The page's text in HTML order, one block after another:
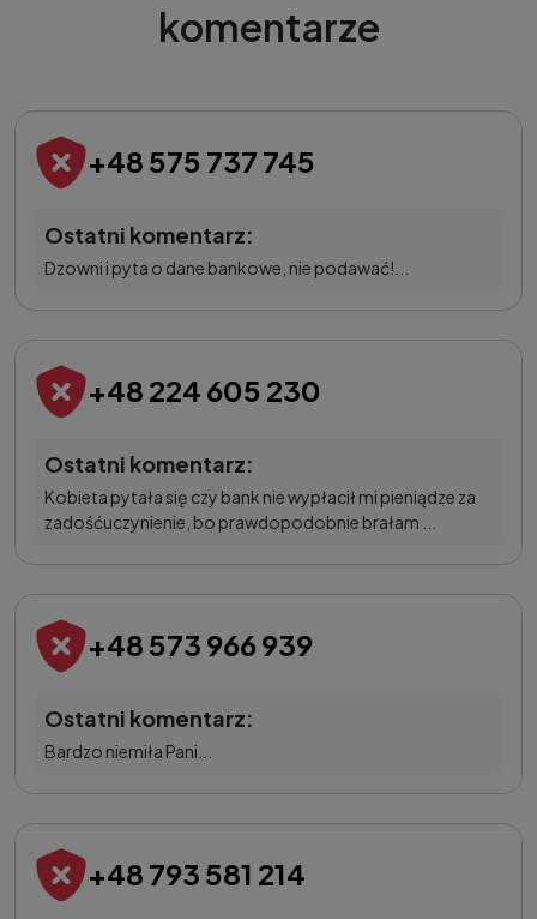
komentarze
+48 575 737 745
Ostatni komentarz:
Dzowni i pyta o dane bankowe, nie podawać!...
+48 224 605 230
Ostatni komentarz:
Kobieta pytała się czy bank nie wypłacił mi pieniądze za
zadośćuczynienie, bo prawdopodobnie brałam ...
+48 573 966 939
Ostatni komentarz:
Bardzo niemiła Pani...
+48 793 581 214